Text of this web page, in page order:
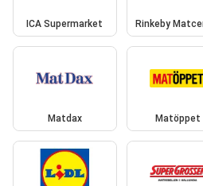
ICA Supermarket Rinkeby
Matdax Matöppet